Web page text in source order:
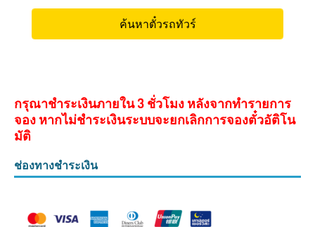
กรุณาชำระเงินภายใน 3 ชั่วโมง หลังจากทำรายการ
จอง หากไม่ชำระเงินระบบจะยกเลิกการจองตั๋วอัติโน
มัติ
ช่องทางชำระเงิน